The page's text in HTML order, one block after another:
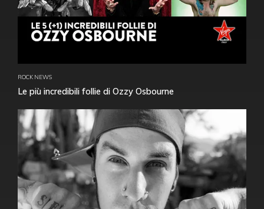
ROCK NEWS
Le più incredibili follie di Ozzy Osbourne